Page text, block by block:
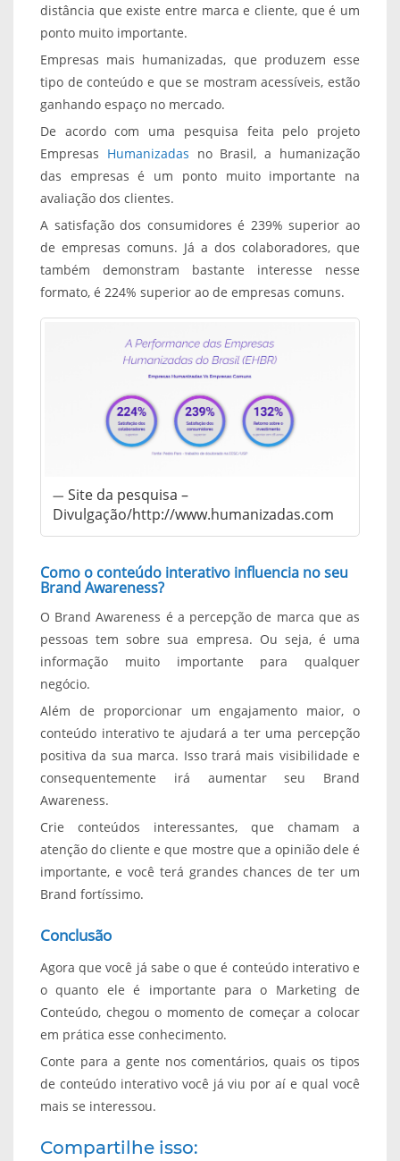
distância que existe entre marca e cliente, que é um
ponto muito importante.
Empresas mais humanizadas, que produzem esse
tipo de conteúdo e que se mostram acessíveis, estão
ganhando espaço no mercado.
De acordo com uma pesquisa feita pelo projeto
Empresas Humanizadas no Brasil, a humanização
das empresas é um ponto muito importante na
avaliação dos clientes.
A satisfação dos consumidores é 239% superior ao
de empresas comuns. Já a dos colaboradores, que
também demonstram bastante interesse nesse
formato, é 224% superior ao de empresas comuns.
Site da pesquisa –
Divulgação/http://www.humanizadas.com
Como o conteúdo interativo influencia no seu
Brand Awareness?
O Brand Awareness é a percepção de marca que as
pessoas tem sobre sua empresa. Ou seja, é uma
informação muito importante para qualquer
negócio.
Além de proporcionar um engajamento maior, o
conteúdo interativo te ajudará a ter uma percepção
positiva da sua marca. Isso trará mais visibilidade e
consequentemente irá aumentar seu Brand
Awareness.
Crie conteúdos interessantes, que chamam a
atenção do cliente e que mostre que a opinião dele é
importante, e você terá grandes chances de ter um
Brand fortíssimo.
Conclusão
Agora que você já sabe o que é conteúdo interativo e
o quanto ele é importante para o Marketing de
Conteúdo, chegou o momento de começar a colocar
em prática esse conhecimento.
Conte para a gente nos comentários, quais os tipos
de conteúdo interativo você já viu por aí e qual você
mais se interessou.
Compartilhe isso: